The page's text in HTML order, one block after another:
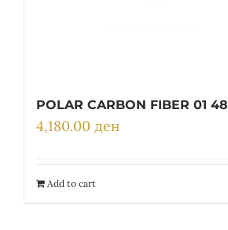
POLAR CARBON FIBER 01 48
4,180.00 ден
Add to cart